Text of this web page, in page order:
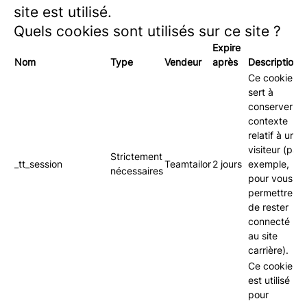
site est utilisé.
Quels cookies sont utilisés sur ce site ?
Nom Type Vendeur
Expire
après
Description
_tt_session
Strictement
nécessaires
Teamtailor2 jours
Ce cookie
sert à
conserver le
contexte
relatif à un
visiteur (par
exemple,
pour vous
permettre
de rester
connecté
au site
carrière).
Ce cookie
est utilisé
pour